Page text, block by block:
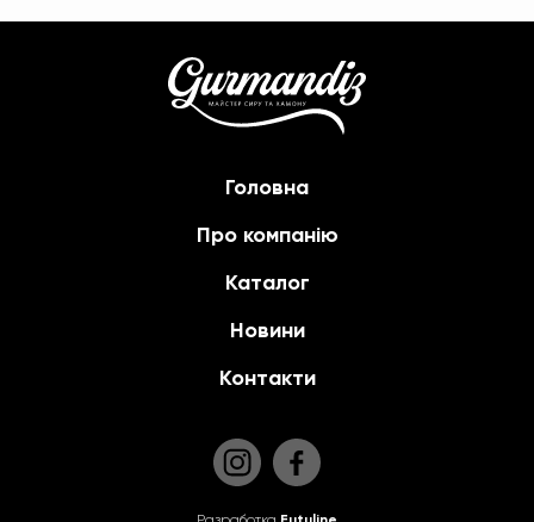
Головна
Про компанію
Каталог
Новини
Контакти